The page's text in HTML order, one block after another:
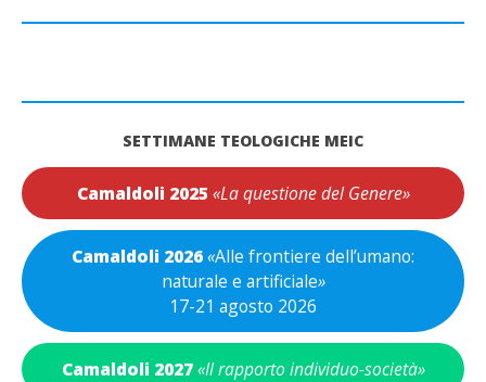
SETTIMANE TEOLOGICHE MEIC
Camaldoli 2025 «La questione del Genere»
Camaldoli 2026«Alle frontiere dell’umano:
naturale e artificiale»
17-21 agosto 2026
Camaldoli 2027 «Il rapporto individuo-società»